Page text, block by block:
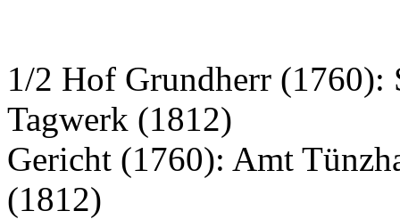
1/2 Hof Grundherr (1760):
Tagwerk (1812)
Gericht (1760): Amt
(1812)